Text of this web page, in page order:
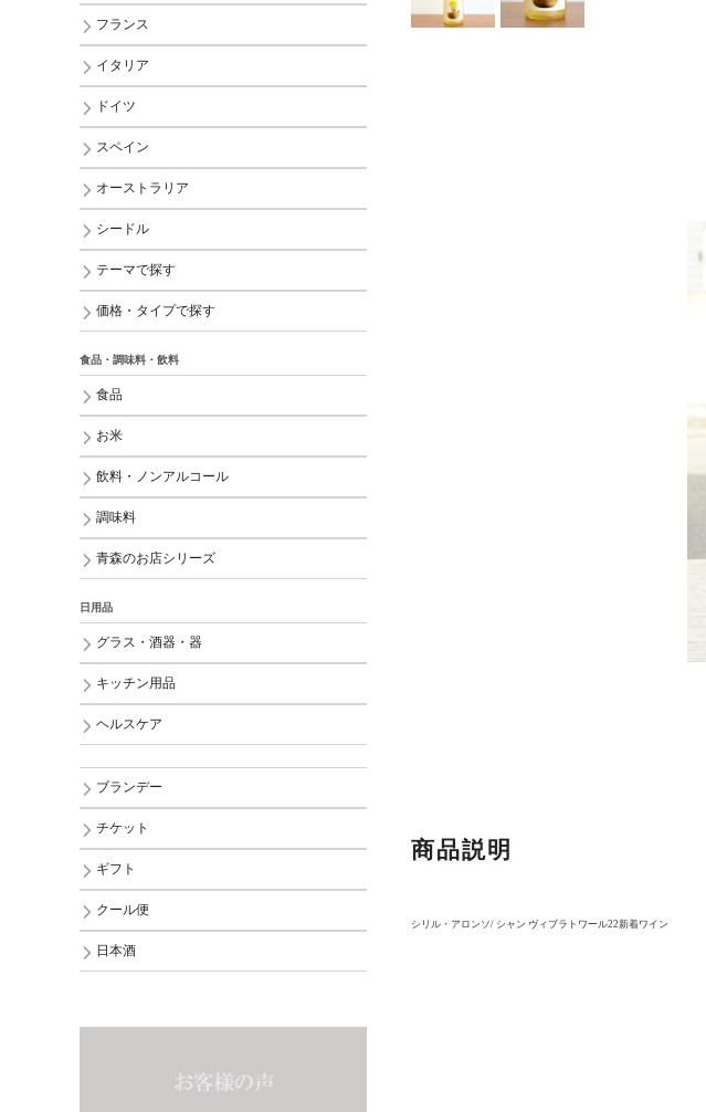
商品説明
シリル・アロンソ/ シャン ヴィブラトワール22新着ワイン
フランス
イタリア
ドイツ
スペイン
オーストラリア
シードル
テーマで探す
価格・タイプで探す
食品・調味料・飲料
食品
お米
飲料・ノンアルコール
調味料
青森のお店シリーズ
日用品
グラス・酒器・器
キッチン用品
ヘルスケア
ブランデー
チケット
ギフト
クール便
日本酒